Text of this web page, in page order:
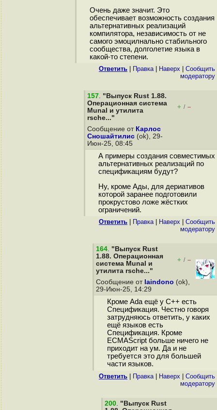
Очень даже значит. Это
обеспечивает возможность создания
альтернативных реализаций
компилятора, независимость от не
самого эмоцилнально стабильного
сообщества, долголетие языка в
какой-то степени.
Ответить Правка| Наверх
Cообщить
модератору
157. "Выпуск Rust 1.88.
Операционная система
Munal и утилита
rsche..."
+ / –
Сообщение от Карлос
Сношайтилис (ok), 29-
Июн-25, 08:45
А примеры создания совместимых
альтернативных реализаций по
спецификациям будут?
Ну, кроме Ады, для дериативов
которой заранее подготовили
прокрустово ложе жёстких
ограничений.
Ответить Правка| Наверх
Cообщить
модератору
164. "Выпуск Rust
1.88. Операционная
система Munal и
утилита rsche..."
+ / –
Сообщение от laindono (ok),
29-Июн-25, 14:29
Кроме Ada ещё у C++ есть
Спецификация. Честно говоря
затрудняюсь ответить, у каких
ещё языков есть
Спецификация. Кроме
ECMAScript больше ничего не
приходит на ум. Да и не
требуется это для большей
части языков.
Ответить Правка| Наверх
Cообщить
модератору
200. "Выпуск Rust